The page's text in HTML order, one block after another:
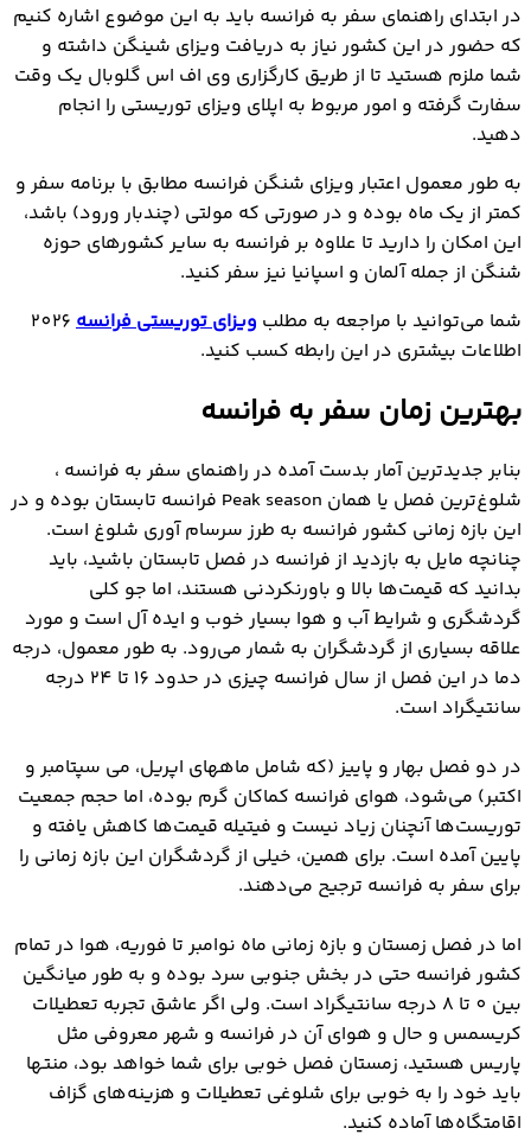
در ابتدای راهنمای سفر به فرانسه باید به این موضوع اشاره کنیم
که حضور در این کشور نیاز به دریافت ویزای شینگن داشته و
شما ملزم هستید تا از طریق کارگزاری وی اف اس گلوبال یک وقت
سفارت گرفته و امور مربوط به اپلای ویزای توریستی را انجام
دهید.
به طور معمول اعتبار ویزای شنگن فرانسه مطابق با برنامه سفر و
کمتر از یک ماه بوده و در صورتی که مولتی (چندبار ورود) باشد،
این امکان را دارید تا علاوه بر فرانسه به سایر کشورهای حوزه
شنگن از جمله آلمان و اسپانیا نیز سفر کنید.
شما می‌توانید با مراجعه به مطلب ویزای توریستی فرانسه 2026
اطلاعات بیشتری در این رابطه کسب کنید.
بهترین زمان سفر به فرانسه
بنابر جدیدترین آمار بدست آمده در راهنمای سفر به فرانسه ،
شلوغ‌ترین فصل یا همان Peak season فرانسه تابستان بوده و در
این بازه زمانی کشور فرانسه به طرز سرسام آوری شلوغ است.
چنانچه مایل به بازدید از فرانسه در فصل تابستان باشید، باید
بدانید که قیمت‌ها بالا و باورنکردنی هستند، اما جو کلی
گردشگری و شرایط آب و هوا بسیار خوب و ایده آل است و مورد
علاقه بسیاری از گردشگران به شمار می‌رود. به طور معمول، درجه
دما در این فصل از سال فرانسه چیزی در حدود 16 تا 24 درجه
سانتیگراد است.
در دو فصل بهار و پاییز (که شامل ماههای اپریل، می سپتامبر و
اکتبر) می‌شود، هوای فرانسه کماکان گرم بوده، اما حجم جمعیت
توریست‌ها آنچنان زیاد نیست و فیتیله قیمت‌ها کاهش یافته و
پایین آمده است. برای همین، خیلی از گردشگران این بازه زمانی را
برای سفر به فرانسه ترجیح می‌دهند.
اما در فصل زمستان و بازه زمانی ماه نوامبر تا فوریه، هوا در تمام
کشور فرانسه حتی در بخش جنوبی سرد بوده و به طور میانگین
بین 0 تا 8 درجه سانتیگراد است. ولی اگر عاشق تجربه تعطیلات
کریسمس و حال و هوای آن در فرانسه و شهر معروفی مثل
پاریس هستید، زمستان فصل خوبی برای شما خواهد بود، منتها
باید خود را به خوبی برای شلوغی تعطیلات و هزینه‌های گزاف
اقامتگاه‌ها آماده کنید.